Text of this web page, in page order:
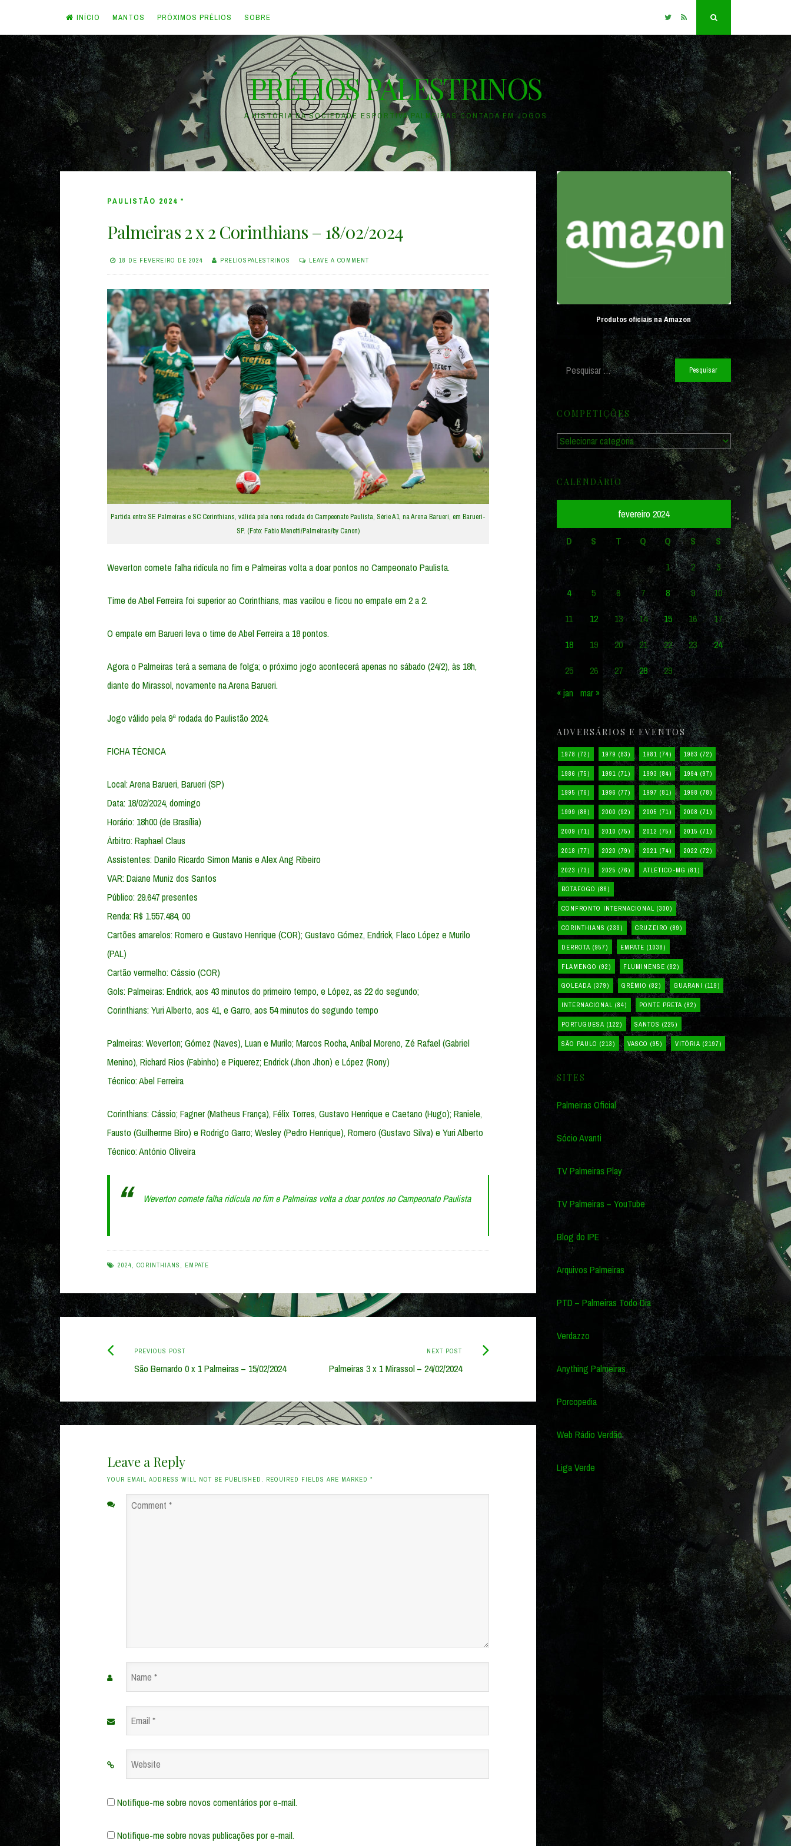
Skip
to
content
INÍCIO MANTOS PRÓXIMOS PRÉLIOS SOBRE TwitterRSS
PRÉLIOS PALESTRINOS
A HISTÓRIA DA SOCIEDADE ESPORTIVA PALMEIRAS CONTADA EM JOGOS
PAULISTÃO 2024 *
Palmeiras 2 x 2 Corinthians – 18/02/2024
18 DE FEVEREIRO DE 2024 PRELIOSPALESTRINOS LEAVE A COMMENT
Partida entre SE Palmeiras e SC Corinthians, válida pela nona rodada do Campeonato Paulista, Série A1, na Arena Barueri, em Barueri-
SP. (Foto: Fabio Menotti/Palmeiras/by Canon)
Weverton comete falha ridícula no fim e Palmeiras volta a doar pontos no Campeonato Paulista.
Time de Abel Ferreira foi superior ao Corinthians, mas vacilou e ficou no empate em 2 a 2.
O empate em Barueri leva o time de Abel Ferreira a 18 pontos.
Agora o Palmeiras terá a semana de folga; o próximo jogo acontecerá apenas no sábado (24/2), às 18h,
diante do Mirassol, novamente na Arena Barueri.
Jogo válido pela 9ª rodada do Paulistão 2024.
FICHA TÉCNICA
Local: Arena Barueri, Barueri (SP)
Data: 18/02/2024, domingo
Horário: 18h00 (de Brasília)
Árbitro: Raphael Claus
Assistentes: Danilo Ricardo Simon Manis e Alex Ang Ribeiro
VAR: Daiane Muniz dos Santos
Público: 29.647 presentes
Renda: R$ 1.557.484, 00
Cartões amarelos: Romero e Gustavo Henrique (COR); Gustavo Gómez, Endrick, Flaco López e Murilo
(PAL)
Cartão vermelho: Cássio (COR)
Gols: Palmeiras: Endrick, aos 43 minutos do primeiro tempo, e López, as 22 do segundo;
Corinthians: Yuri Alberto, aos 41, e Garro, aos 54 minutos do segundo tempo
Palmeiras: Weverton; Gómez (Naves), Luan e Murilo; Marcos Rocha, Aníbal Moreno, Zé Rafael (Gabriel
Menino), Richard Rios (Fabinho) e Piquerez; Endrick (Jhon Jhon) e López (Rony)
Técnico: Abel Ferreira
Corinthians: Cássio; Fagner (Matheus França), Félix Torres, Gustavo Henrique e Caetano (Hugo); Raniele,
Fausto (Guilherme Biro) e Rodrigo Garro; Wesley (Pedro Henrique), Romero (Gustavo Silva) e Yuri Alberto
Técnico: António Oliveira
Weverton comete falha ridícula no fim e Palmeiras volta a doar pontos no Campeonato Paulista
2024, CORINTHIANS , EMPATE
PostPREVIOUS POSTPrevious
post:
São Bernardo 0 x 1 Palmeiras – 15/02/2024
NEXT POST
Palmeiras 3 x 1 Mirassol – 24/02/2024
Next
Leave a Reply
YOUR EMAIL ADDRESS WILL NOT BE PUBLISHED. REQUIRED FIELDS ARE MARKED *
Comment
Name
Email
Website
Notifique-me sobre novos comentários por e-mail.
Notifique-me sobre novas publicações por e-mail.
Produtos oficiais na Amazon
Pesquisar
por:
COMPETIÇÕES
Competições
CALENDÁRIO
fevereiro 2024
D S T Q Q S
S
1
2
3
4
5 6 7 8 9
10
11
12 13 14 15 16
17
18
19 20 21 22 23
24
25
26 27 28
29
« jan mar »
ADVERSÁRIOS E EVENTOS
1978 (72) 1979 (83) 1981 (74) 1983 (72)
1986 (75) 1991 (71) 1993 (84) 1994 (97)
1995 (76) 1996 (77) 1997 (81) 1998 (78)
1999 (88) 2000 (92) 2005 (71) 2008 (71)
2009 (71) 2010 (75) 2012 (75) 2015 (71)
2018 (77) 2020 (79) 2021 (74) 2022 (72)
2023 (73) 2025 (76) ATLÉTICO-MG (81)
BOTAFOGO (86)
CONFRONTO INTERNACIONAL (300)
CORINTHIANS (239) CRUZEIRO (89)
DERROTA (957) EMPATE (1038)
FLAMENGO (92) FLUMINENSE (82)
GOLEADA (379) GRÊMIO (82) GUARANI (119)
INTERNACIONAL (84) PONTE PRETA (82)
PORTUGUESA (122) SANTOS (225)
SÃO PAULO (213) VASCO (95) VITÓRIA (2197)
SITES
Palmeiras Oficial
Sócio Avanti
TV Palmeiras Play
TV Palmeiras – YouTube
Blog do IPE
Arquivos Palmeiras
PTD – Palmeiras Todo Dia
Verdazzo
Anything Palmeiras
Porcopedia
Web Rádio Verdão
Liga Verde